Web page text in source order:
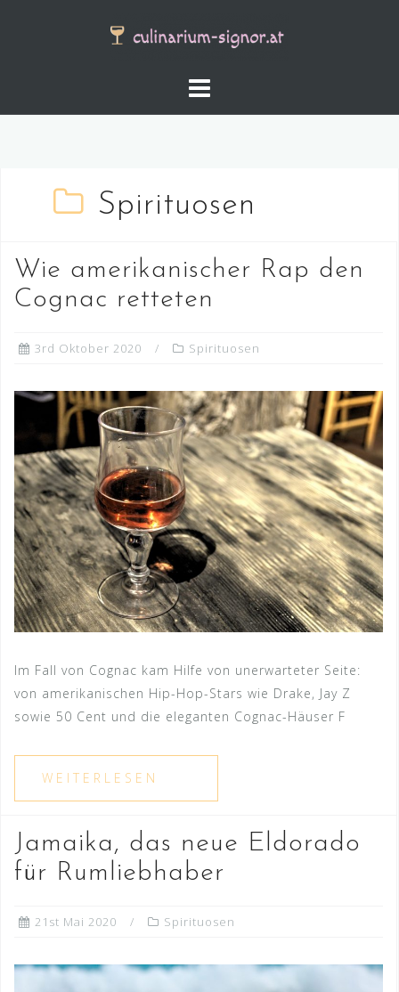
Spirituosen
Wie amerikanischer Rap den
Cognac retteten
3rd Oktober 2020 Spirituosen
Im Fall von Cognac kam Hilfe von unerwarteter Seite:
von amerikanischen Hip-Hop-Stars wie Drake, Jay Z
sowie 50 Cent und die eleganten Cognac-Häuser F
Jamaika, das neue Eldorado
für Rumliebhaber
21st Mai 2020 Spirituosen